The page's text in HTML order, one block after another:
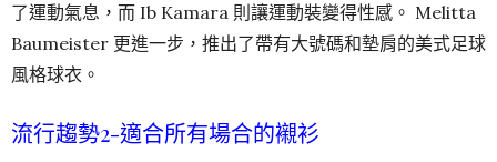
了運動氣息，而 Ib Kamara 則讓運動裝變得性感。 Melitta
Baumeister 更進一步，推出了帶有大號碼和墊肩的美式足球
風格球衣。
流行趨勢2-適合所有場合的襯衫